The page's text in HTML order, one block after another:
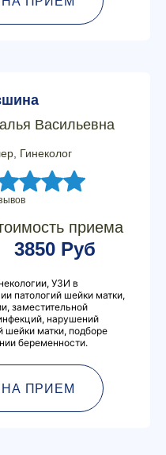
Васильевна
Гинеколог
приема
3850 Руб
УЗИ в
патологий шейки матки,
заместительной
нарушений
шейки матки, подборе
беременности.
ПРИЕМ